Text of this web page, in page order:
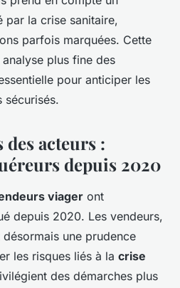
la crise sanitaire,
parfois marquées. Cette
plus fine des
pour anticiper les
sécurisés.
acteurs :
depuis 2020
viager ont
depuis 2020. Les vendeurs,
une prudence
les risques liés à la crise
des démarches plus